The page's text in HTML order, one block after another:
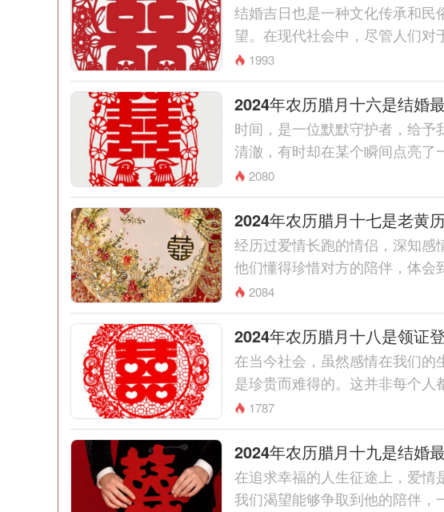
结婚吉日也是一种文化传承和
望。在现代社会中，尽管人们
1993
2024年农历腊月十六是结婚
时间，是一位默默守护者，给
清澈，有时却在某个瞬间点亮
2080
2024年农历腊月十七是老黄
经历过爱情长跑的情侣，深知感
他们懂得珍惜对方的陪伴，体
2084
2024年农历腊月十八是领证
在当今社会，虽然感情在我们
是珍贵而难得的。这并非每个
1787
2024年农历腊月十九是结婚
在追求幸福的人生征途上，爱情
我们渴望能够争取到他的陪伴